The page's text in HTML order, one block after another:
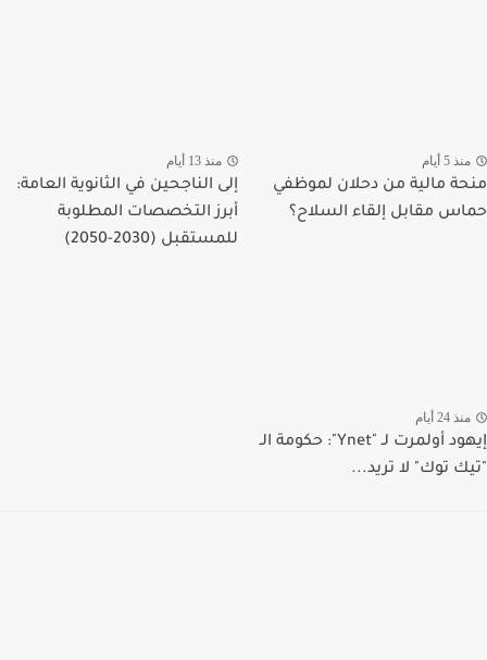
منذ 5 أيام
منحة مالية من دحلان لموظفي
حماس مقابل إلقاء السلاح؟
منذ 13 أيام
إلى الناجحين في الثانوية العامة:
أبرز التخصصات المطلوبة
للمستقبل (2030-2050)
منذ 24 أيام
إيهود أولمرت لـ "Ynet": حكومة الـ
"تيك توك" لا تريد...